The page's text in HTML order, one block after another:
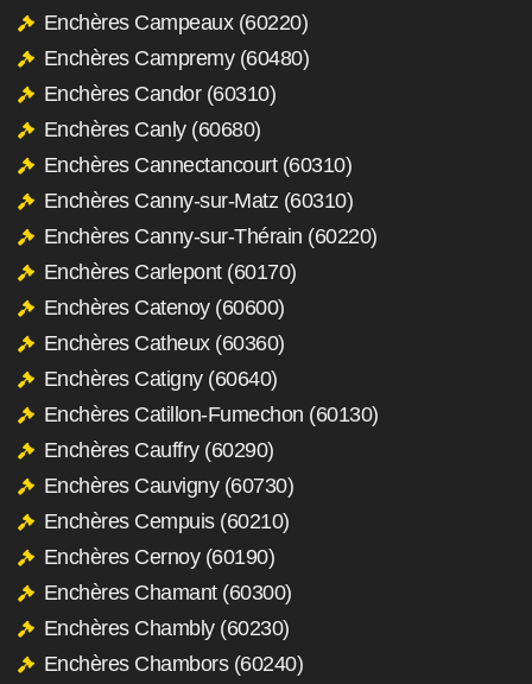
Enchères Campeaux (60220)
Enchères Campremy (60480)
Enchères Candor (60310)
Enchères Canly (60680)
Enchères Cannectancourt (60310)
Enchères Canny-sur-Matz (60310)
Enchères Canny-sur-Thérain (60220)
Enchères Carlepont (60170)
Enchères Catenoy (60600)
Enchères Catheux (60360)
Enchères Catigny (60640)
Enchères Catillon-Fumechon (60130)
Enchères Cauffry (60290)
Enchères Cauvigny (60730)
Enchères Cempuis (60210)
Enchères Cernoy (60190)
Enchères Chamant (60300)
Enchères Chambly (60230)
Enchères Chambors (60240)